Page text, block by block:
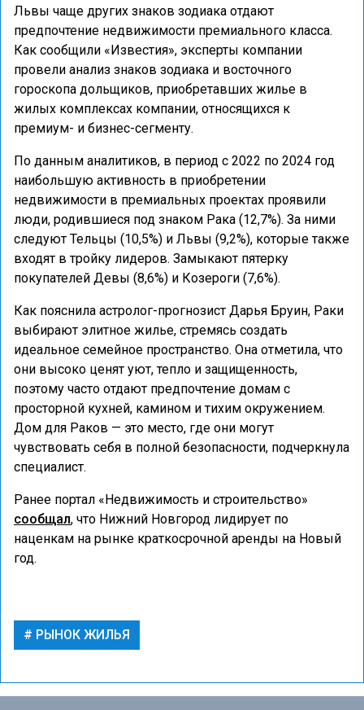
Львы чаще других знаков зодиака отдают
предпочтение недвижимости премиального класса.
Как сообщили «Известия», эксперты компании
провели анализ знаков зодиака и восточного
гороскопа дольщиков, приобретавших жилье в
жилых комплексах компании, относящихся к
премиум- и бизнес-сегменту.
По данным аналитиков, в период с 2022 по 2024 год
наибольшую активность в приобретении
недвижимости в премиальных проектах проявили
люди, родившиеся под знаком Рака (12,7%). За ними
следуют Тельцы (10,5%) и Львы (9,2%), которые также
входят в тройку лидеров. Замыкают пятерку
покупателей Девы (8,6%) и Козероги (7,6%).
Как пояснила астролог-прогнозист Дарья Бруин, Раки
выбирают элитное жилье, стремясь создать
идеальное семейное пространство. Она отметила, что
они высоко ценят уют, тепло и защищенность,
поэтому часто отдают предпочтение домам с
просторной кухней, камином и тихим окружением.
Дом для Раков — это место, где они могут
чувствовать себя в полной безопасности, подчеркнула
специалист.
Ранее портал «Недвижимость и строительство»
сообщал, что Нижний Новгород лидирует по
наценкам на рынке краткосрочной аренды на Новый
год.
РЫНОК ЖИЛЬЯ